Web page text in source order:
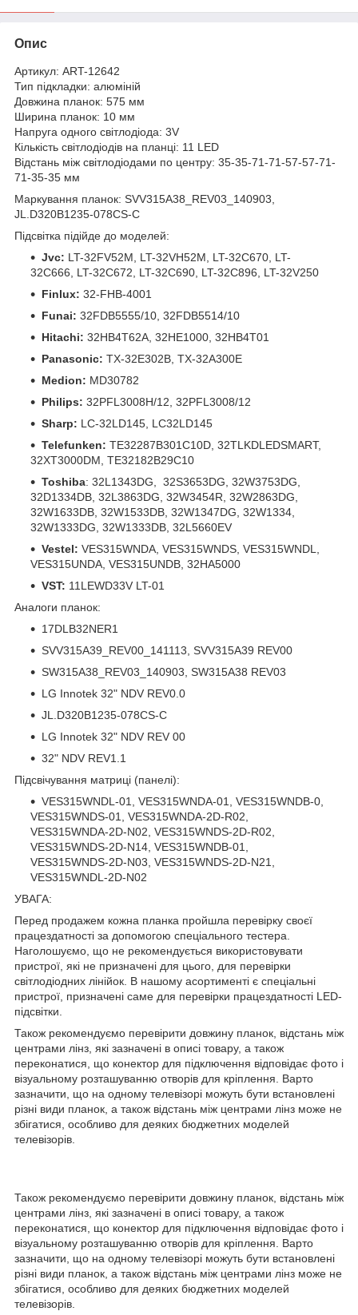
Опис
Артикул: ART-12642
Тип підкладки: алюміній
Довжина планок: 575 мм
Ширина планок: 10 мм
Напруга одного світлодіода: 3V
Кількість світлодіодів на планці: 11 LED
Відстань між світлодіодами по центру: 35-35-71-71-57-57-71-
71-35-35 мм
Маркування планок: SVV315A38_REV03_140903,
JL.D320B1235-078CS-C
Підсвітка підійде до моделей:
Jvc: LT-32FV52M, LT-32VH52M, LT-32C670, LT-
32C666, LT-32C672, LT-32C690, LT-32C896, LT-32V250
Finlux: 32-FHB-4001
Funai: 32FDB5555/10, 32FDB5514/10
Hitachi: 32HB4T62A, 32HE1000, 32HB4T01
Panasonic: TX-32E302B, TX-32A300E
Medion: MD30782
Philips: 32PFL3008H/12, 32PFL3008/12
Sharp: LC-32LD145, LC32LD145
Telefunken: TE32287B301C10D, 32TLKDLEDSMART,
32XT3000DM, TE32182B29C10
Toshiba: 32L1343DG, 32S3653DG, 32W3753DG,
32D1334DB, 32L3863DG, 32W3454R, 32W2863DG,
32W1633DB, 32W1533DB, 32W1347DG, 32W1334,
32W1333DG, 32W1333DB, 32L5660EV
Vestel: VES315WNDA, VES315WNDS, VES315WNDL,
VES315UNDA, VES315UNDB, 32HA5000
VST: 11LEWD33V LT-01
Аналоги планок:
17DLB32NER1
SVV315A39_REV00_141113, SVV315A39 REV00
SW315A38_REV03_140903, SW315A38 REV03
LG Innotek 32" NDV REV0.0
JL.D320B1235-078CS-C
LG Innotek 32" NDV REV 00
32" NDV REV1.1
Підсвічування матриці (панелі):
VES315WNDL-01, VES315WNDA-01, VES315WNDB-0,
VES315WNDS-01, VES315WNDA-2D-R02,
VES315WNDA-2D-N02, VES315WNDS-2D-R02,
VES315WNDS-2D-N14, VES315WNDB-01,
VES315WNDS-2D-N03, VES315WNDS-2D-N21,
VES315WNDL-2D-N02
УВАГА:
Перед продажем кожна планка пройшла перевірку своєї
працездатності за допомогою спеціального тестера.
Наголошуємо, що не рекомендується використовувати
пристрої, які не призначені для цього, для перевірки
світлодіодних лінійок. В нашому асортименті є спеціальні
пристрої, призначені саме для перевірки працездатності LED-
підсвітки.
Також рекомендуємо перевірити довжину планок, відстань між
центрами лінз, які зазначені в описі товару, а також
переконатися, що конектор для підключення відповідає фото і
візуальному розташуванню отворів для кріплення. Варто
зазначити, що на одному телевізорі можуть бути встановлені
різні види планок, а також відстань між центрами лінз може не
збігатися, особливо для деяких бюджетних моделей
телевізорів.
Також рекомендуємо перевірити довжину планок, відстань між
центрами лінз, які зазначені в описі товару, а також
переконатися, що конектор для підключення відповідає фото і
візуальному розташуванню отворів для кріплення. Варто
зазначити, що на одному телевізорі можуть бути встановлені
різні види планок, а також відстань між центрами лінз може не
збігатися, особливо для деяких бюджетних моделей
телевізорів.